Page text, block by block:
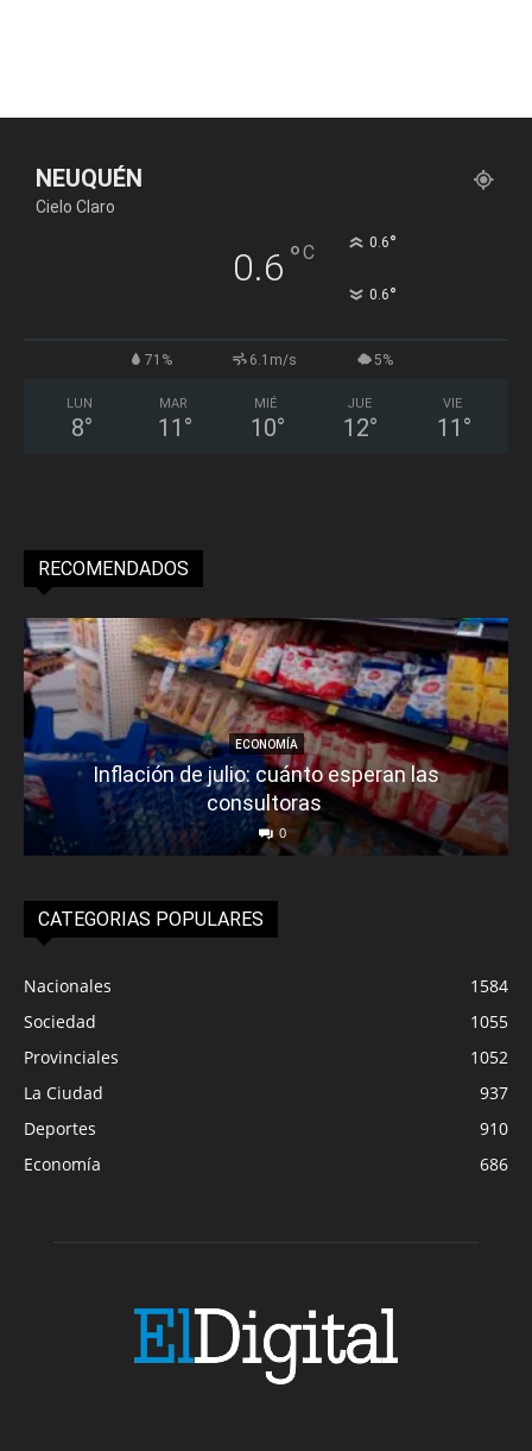
NEUQUÉN
Cielo Claro
0.6 °C 0.6°
0.6°
71% 6.1m/s 5%
LUN
8°
MAR
11 °
MIÉ
10°
JUE
12°
VIE
11 °
RECOMENDADOS
ECONOMÍA
Inflación de julio: cuánto esperan las
consultoras
0
CATEGORIAS POPULARES
Nacionales
1584
Sociedad
1055
Provinciales
1052
La Ciudad
937
Deportes
910
Economía
686